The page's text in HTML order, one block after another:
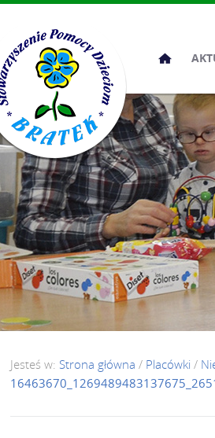
Przeskocz
treści
Jesteś w: Strona główna / Placówki /